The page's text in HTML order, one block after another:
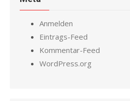
Anmelden
Eintrags-Feed
Kommentar-Feed
WordPress.org